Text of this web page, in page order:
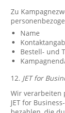
Zu
Name
Bestell- und
12. JET for
Wir verarbeiten
JET for